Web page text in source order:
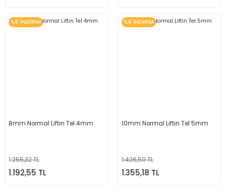
%5 İNDİRİM
8mm Normal Liftin Tel 4mm
1.255,32 TL
1.192,55 TL
%5 İNDİRİM
10mm Normal Liftin Tel 5mm
1.426,50 TL
1.355,18 TL